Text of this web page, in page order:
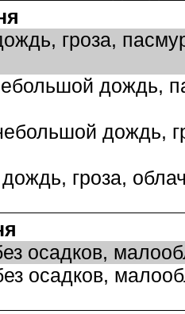
гроза,
дождь,
дождь,
гроза,
осадков,
осадков,